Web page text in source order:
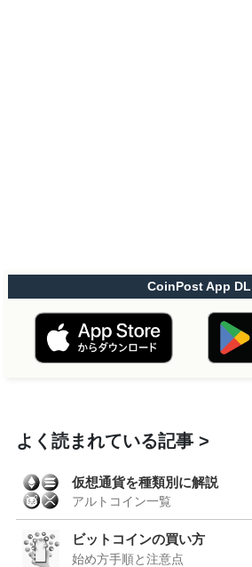
CoinPost App DL
よく読まれている記事
仮想通貨を種類別に解説
アルトコイン一覧
ビットコインの買い方
始め方手順と注意点